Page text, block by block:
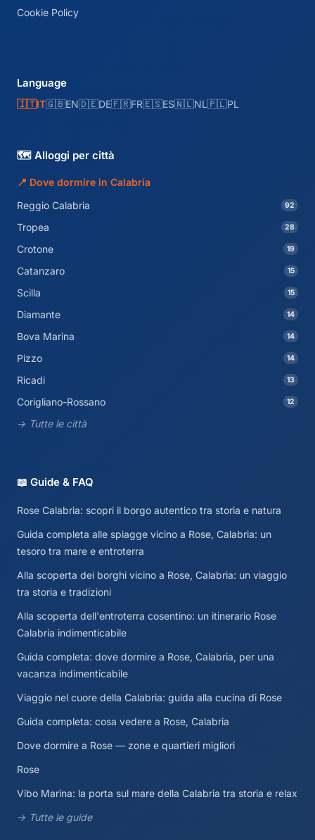
Cookie Policy
Language
🇮🇹IT🇬🇧EN🇩🇪DE🇫🇷FR🇪🇸ES🇳🇱NL🇵🇱PL
🗺️ Alloggi per città
📍 Dove dormire in Calabria
Reggio Calabria
92
Tropea 28
Crotone 19
Catanzaro 15
Scilla 15
Diamante 14
Bova Marina 14
Pizzo 14
Ricadi 13
Corigliano-Rossano 12
→ Tutte le città
📖 Guide & FAQ
Rose Calabria: scopri il borgo autentico tra storia e natura
Guida completa alle spiagge vicino a Rose, Calabria: un
tesoro tra mare e entroterra
Alla scoperta dei borghi vicino a Rose, Calabria: un viaggio
tra storia e tradizioni
Alla scoperta dell'entroterra cosentino: un itinerario Rose
Calabria indimenticabile
Guida completa: dove dormire a Rose, Calabria, per una
vacanza indimenticabile
Viaggio nel cuore della Calabria: guida alla cucina di Rose
Guida completa: cosa vedere a Rose, Calabria
Dove dormire a Rose — zone e quartieri migliori
Rose
Vibo Marina: la porta sul mare della Calabria tra storia e relax
→ Tutte le guide